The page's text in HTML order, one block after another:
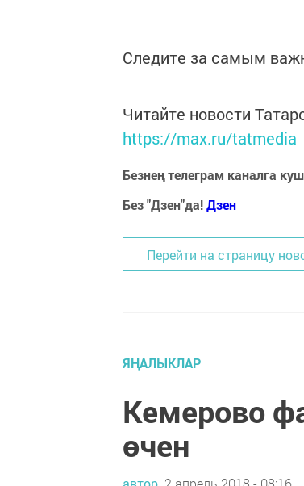
Следите за самым
Читайте новости
https://max.ru/tatmedia
Безнең телеграм каналга
Без "Дзен"да!Дзен
Перейти на страницу
ЯҢАЛЫКЛАР
Кемерово
өчен